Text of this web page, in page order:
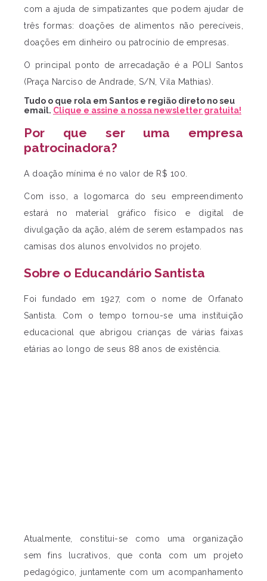
com a ajuda de simpatizantes que podem ajudar de
três formas: doações de alimentos não perecíveis,
doações em dinheiro ou patrocínio de empresas.
O principal ponto de arrecadação é a POLI Santos
(Praça Narciso de Andrade, S/N, Vila Mathias).
Tudo o que rola em Santos e região direto no seu
email. Clique e assine a nossa newsletter gratuita!
Por que ser uma empresa
patrocinadora?
A doação mínima é no valor de R$ 100.
Com isso, a logomarca do seu empreendimento
estará no material gráfico físico e digital de
divulgação da ação, além de serem estampados nas
camisas dos alunos envolvidos no projeto.
Sobre o Educandário Santista
Foi fundado em 1927, com o nome de Orfanato
Santista. Com o tempo tornou-se uma instituição
educacional que abrigou crianças de várias faixas
etárias ao longo de seus 88 anos de existência.
Atualmente, constitui-se como uma organização
sem fins lucrativos, que conta com um projeto
pedagógico, juntamente com um acompanhamento